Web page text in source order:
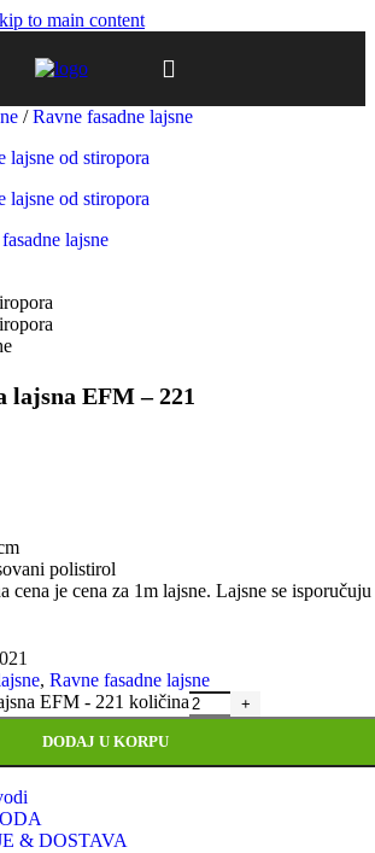
to main content
/ Ravne fasadne lajsne
lajsna EFM – 221
polistirol
cena je cena za 1m lajsne. Lajsne se isporučuju
, Ravne fasadne lajsne
EFM - 221 količina
DODAJ U KORPU
& DOSTAVA